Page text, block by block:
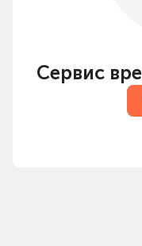
Сервис